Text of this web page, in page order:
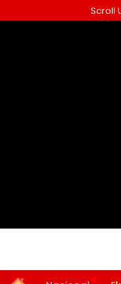
ke
Scroll